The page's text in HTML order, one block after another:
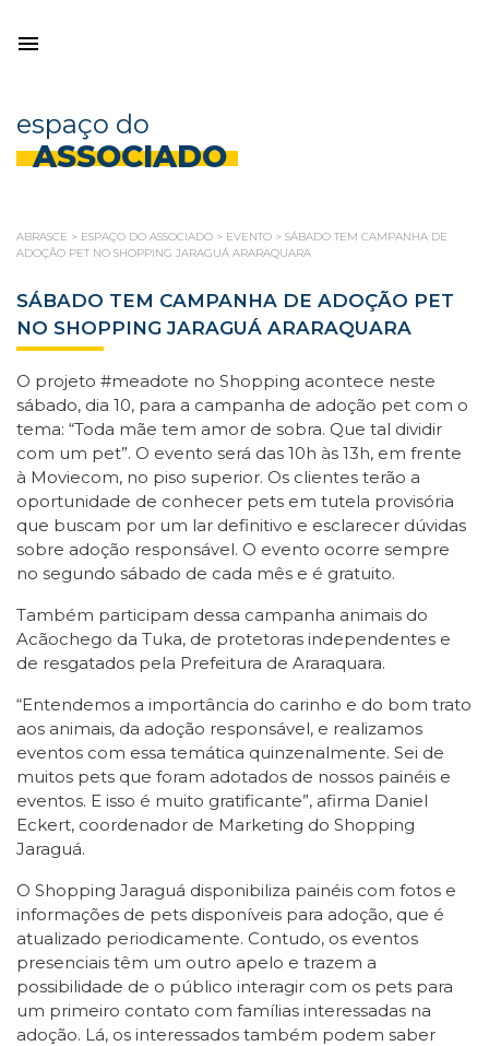
espaço do
ASSOCIADO
ABRASCE > ESPAÇO DO ASSOCIADO > EVENTO > SÁBADO TEM CAMPANHA DE
ADOÇÃO PET NO SHOPPING JARAGUÁ ARARAQUARA
SÁBADO TEM CAMPANHA DE ADOÇÃO PET
NO SHOPPING JARAGUÁ ARARAQUARA
O projeto #meadote no Shopping acontece neste
sábado, dia 10, para a campanha de adoção pet com o
tema: “Toda mãe tem amor de sobra. Que tal dividir
com um pet”. O evento será das 10h às 13h, em frente
à Moviecom, no piso superior. Os clientes terão a
oportunidade de conhecer pets em tutela provisória
que buscam por um lar definitivo e esclarecer dúvidas
sobre adoção responsável. O evento ocorre sempre
no segundo sábado de cada mês e é gratuito.
Também participam dessa campanha animais do
Acãochego da Tuka, de protetoras independentes e
de resgatados pela Prefeitura de Araraquara.
“Entendemos a importância do carinho e do bom trato
aos animais, da adoção responsável, e realizamos
eventos com essa temática quinzenalmente. Sei de
muitos pets que foram adotados de nossos painéis e
eventos. E isso é muito gratificante”, afirma Daniel
Eckert, coordenador de Marketing do Shopping
Jaraguá.
O Shopping Jaraguá disponibiliza painéis com fotos e
informações de pets disponíveis para adoção, que é
atualizado periodicamente. Contudo, os eventos
presenciais têm um outro apelo e trazem a
possibilidade de o público interagir com os pets para
um primeiro contato com famílias interessadas na
adoção. Lá, os interessados também podem saber